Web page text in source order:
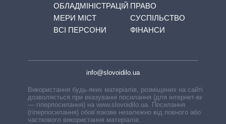
ОБЛАДМІНІСТРАЦІЙ
МЕРИ МІСТ
ВСІ ПЕРСОНИ
ПРАВО
СУСПІЛЬСТВО
ФІНАНСИ
info@slovoidilo.ua
Використання будь-яких матеріалів, розміщених на сайті,
дозволяється при вказуванні посилання (для інтернет-видань
— гіперпосилання) на www.slovoidilo.ua. Посилання
(гіперпосилання) обов’язкове незалежно від повного або
часткового використання матеріалів.